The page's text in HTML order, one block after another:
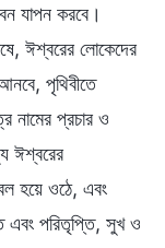
যাপন করবে।
ঈশ্বরের লোকেদের
পৃথিবীতে
নামের প্রচার ও
ঈশ্বরের
হয়ে ওঠে, এবং
এবং পরিতৃপ্তি, সুখ ও